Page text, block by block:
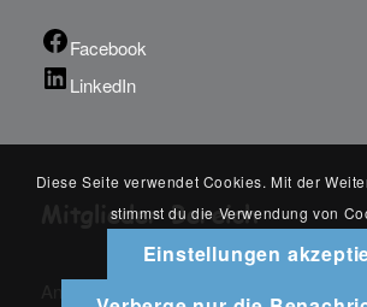
Facebook
LinkedIn
Mitglieder Bereich
Diese Seite verwendet Cookies. Mit der
stimmst du die Verwendung von
Einstellungen